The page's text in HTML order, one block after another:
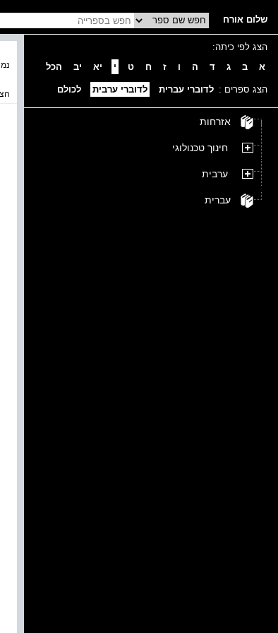
שלום אורח
הצג לפי כיתה:
א
ב ג ד ה ו ז ח ט י יא יב הכל
הצג ספרים : לדוברי עברית לדוברי ערבית לכולם
אזרחות
חינוך טכנולוגי
ערבית
עברית
נמצאו 0